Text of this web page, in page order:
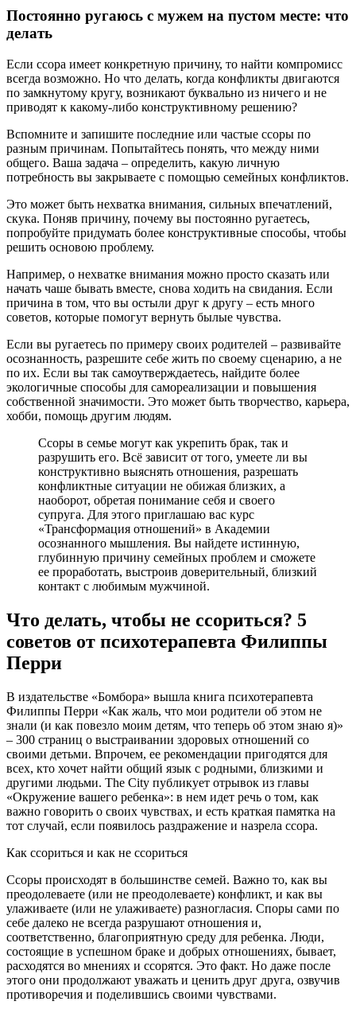
Постоянно ругаюсь с мужем на пустом месте: что
делать
Если ссора имеет конкретную причину, то найти компромисс
всегда возможно. Но что делать, когда конфликты двигаются
по замкнутому кругу, возникают буквально из ничего и не
приводят к какому-либо конструктивному решению?
Вспомните и запишите последние или частые ссоры по
разным причинам. Попытайтесь понять, что между ними
общего. Ваша задача – определить, какую личную
потребность вы закрываете с помощью семейных конфликтов.
Это может быть нехватка внимания, сильных впечатлений,
скука. Поняв причину, почему вы постоянно ругаетесь,
попробуйте придумать более конструктивные способы, чтобы
решить основою проблему.
Например, о нехватке внимания можно просто сказать или
начать чаше бывать вместе, снова ходить на свидания. Если
причина в том, что вы остыли друг к другу – есть много
советов, которые помогут вернуть былые чувства.
Если вы ругаетесь по примеру своих родителей – развивайте
осознанность, разрешите себе жить по своему сценарию, а не
по их. Если вы так самоутверждаетесь, найдите более
экологичные способы для самореализации и повышения
собственной значимости. Это может быть творчество, карьера,
хобби, помощь другим людям.
Ссоры в семье могут как укрепить брак, так и
разрушить его. Всё зависит от того, умеете ли вы
конструктивно выяснять отношения, разрешать
конфликтные ситуации не обижая близких, а
наоборот, обретая понимание себя и своего
супруга. Для этого приглашаю вас курс
«Трансформация отношений» в Академии
осознанного мышления. Вы найдете истинную,
глубинную причину семейных проблем и сможете
ее проработать, выстроив доверительный, близкий
контакт с любимым мужчиной.
Что делать, чтобы не ссориться? 5
советов от психотерапевта Филиппы
Перри
В издательстве «Бомбора» вышла книга психотерапевта
Филиппы Перри «Как жаль, что мои родители об этом не
знали (и как повезло моим детям, что теперь об этом знаю я)»
– 300 страниц о выстраивании здоровых отношений со
своими детьми. Впрочем, ее рекомендации пригодятся для
всех, кто хочет найти общий язык с родными, близкими и
другими людьми. The City публикует отрывок из главы
«Окружение вашего ребенка»: в нем идет речь о том, как
важно говорить о своих чувствах, и есть краткая памятка на
тот случай, если появилось раздражение и назрела ссора.
Как ссориться и как не ссориться
Ссоры происходят в большинстве семей. Важно то, как вы
преодолеваете (или не преодолеваете) конфликт, и как вы
улаживаете (или не улаживаете) разногласия. Споры сами по
себе далеко не всегда разрушают отношения и,
соответственно, благоприятную среду для ребенка. Люди,
состоящие в успешном браке и добрых отношениях, бывает,
расходятся во мнениях и ссорятся. Это факт. Но даже после
этого они продолжают уважать и ценить друг друга, озвучив
противоречия и поделившись своими чувствами.